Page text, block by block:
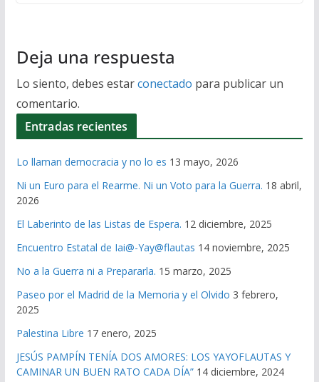
Deja una respuesta
Lo siento, debes estarconectado para publicar un
comentario.
Entradas recientes
Lo llaman democracia y no lo es 13 mayo, 2026
Ni un Euro para el Rearme. Ni un Voto para la Guerra. 18 abril,
2026
El Laberinto de las Listas de Espera. 12 diciembre, 2025
Encuentro Estatal de Iai@-Yay@flautas 14 noviembre, 2025
No a la Guerra ni a Prepararla. 15 marzo, 2025
Paseo por el Madrid de la Memoria y el Olvido 3 febrero,
2025
Palestina Libre 17 enero, 2025
JESÚS PAMPÍN TENÍA DOS AMORES: LOS YAYOFLAUTAS Y
CAMINAR UN BUEN RATO CADA DÍA” 14 diciembre, 2024